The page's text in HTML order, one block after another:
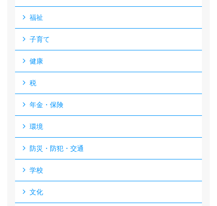
福祉
子育て
健康
税
年金・保険
環境
防災・防犯・交通
学校
文化